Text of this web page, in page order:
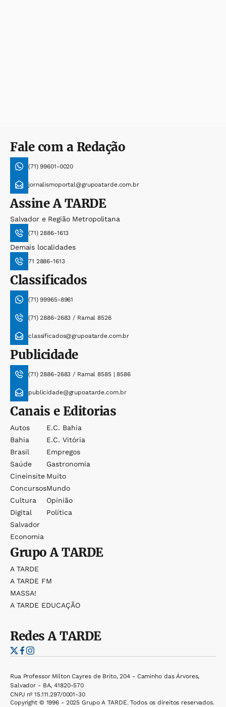
Fale com a Redação
(71) 99601-0020
jornalismoportal@grupoatarde.com.br
AssineA TARDE
Salvador e Região Metropolitana
(71) 2886-1613
Demais localidades
71 2886-1613
Classificados
(71) 99965-8961
(71) 2886-2683 / Ramal 8526
classificados@grupoatarde.com.br
Publicidade
(71) 2886-2683 / Ramal 8585 | 8586
publicidade@grupoatarde.com.br
Canais e Editorias
Autos
Bahia
Brasil
Saúde
Cineinsite
Concursos
Cultura
Digital
Salvador
Economia
E.c. Bahia
E.c. Vitória
Empregos
Gastronomia
Muito
Mundo
Opinião
Política
GrupoA TARDE
A TARDE
A TARDE FM
MASSA!
A TARDE EDUCAÇÃO
RedesA TARDE
Rua Professor Milton Cayres de Brito, 204 - Caminho das Árvores,
Salvador - BA, 41820-570
CNPJ nº 15.111.297/0001-30
Copyright © 1996 - 2025 Grupo A TARDE. Todos os direitos reservados.